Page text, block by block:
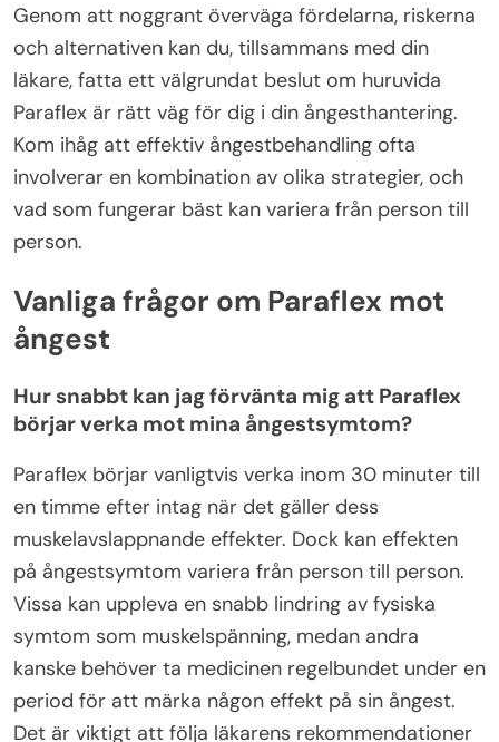
Genom att noggrant överväga fördelarna, riskerna
och alternativen kan du, tillsammans med din
läkare, fatta ett välgrundat beslut om huruvida
Paraflex är rätt väg för dig i din ångesthantering.
Kom ihåg att effektiv ångestbehandling ofta
involverar en kombination av olika strategier, och
vad som fungerar bäst kan variera från person till
person.
Vanliga frågor om Paraflex mot
ångest
Hur snabbt kan jag förvänta mig att Paraflex
börjar verka mot mina ångestsymtom?
Paraflex börjar vanligtvis verka inom 30 minuter till
en timme efter intag när det gäller dess
muskelavslappnande effekter. Dock kan effekten
på ångestsymtom variera från person till person.
Vissa kan uppleva en snabb lindring av fysiska
symtom som muskelspänning, medan andra
kanske behöver ta medicinen regelbundet under en
period för att märka någon effekt på sin ångest.
Det är viktigt att följa läkarens rekommendationer